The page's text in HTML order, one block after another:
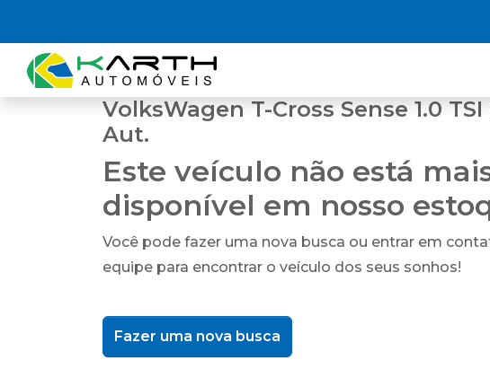
VolksWagen T-Cross Sense 1.0
Aut.
Este veículo não está
disponível em nosso
Você pode fazer uma nova busca ou entrar em
equipe para encontrar o veículo dos seus sonhos!
Fazer uma nova busca